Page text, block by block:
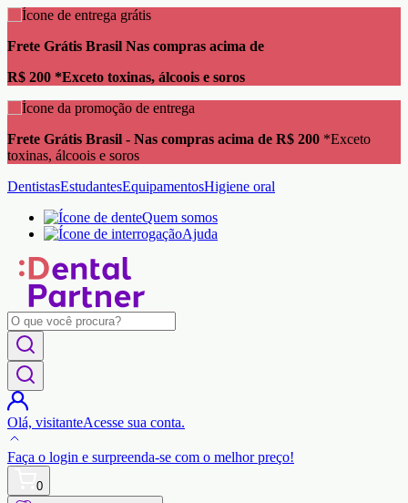
Compre em até 24x sem juros nos cartões de
crédito Parcela mínima de R$ 100
Compre em até 24x sem juros - Nos cartões de crédito*Parcela
mínima de R$ 100
DentistasEstudantesEquipamentosHigiene oral
Quem somos
Ajuda
Olá, visitanteAcesse sua conta.
Faça o login e surpreenda-se com o melhor preço!
0